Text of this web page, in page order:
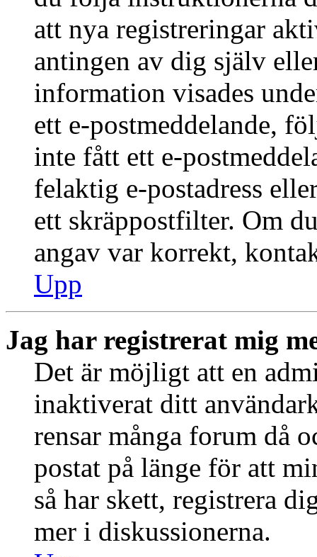
att nya registreringar
antingen av dig själv
information visades
ett e-postmeddelande,
inte fått ett e-
felaktig e-postadress
ett skräppostfilter. Om
angav var korrekt,
Upp
Jag har registrerat mig
Det är möjligt att en
inaktiverat ditt
rensar många forum då
postat på länge för att
så har skett, registrera
mer i diskussionerna.